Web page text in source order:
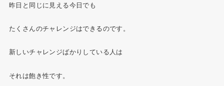
昨日と同じに見える今日でも
たくさんのチャレンジはできるのです。
新しいチャレンジばかりしている人は
それは飽き性です。